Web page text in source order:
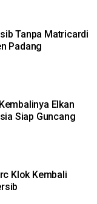
Tanpa Matricardi
Padang
Elkan
Siap Guncang
Klok Kembali